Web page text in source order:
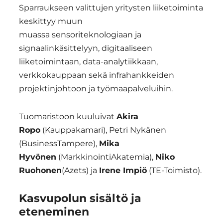
Sparraukseen valittujen yritysten liiketoiminta
keskittyy muun
muassa sensoriteknologiaan ja
signaalinkäsittelyyn, digitaaliseen
liiketoimintaan, data-analytiikkaan,
verkkokauppaan sekä infrahankkeiden
projektinjohtoon ja työmaapalveluihin.
Tuomaristoon kuuluivat Akira
Ropo (Kauppakamari), Petri Nykänen
(BusinessTampere), Mika
Hyvönen (MarkkinointiAkatemia), Niko
Ruohonen(Azets) ja Irene Impiö (TE-Toimisto).
Kasvupolun sisältö ja
eteneminen